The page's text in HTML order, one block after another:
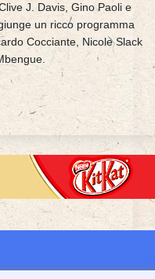
J. Davis, Gino Paoli e
un ricco programma
Cocciante, Nicole Slack